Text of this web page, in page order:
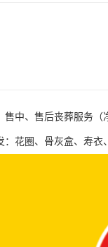
售中、售后丧葬服务（
：花圈、骨灰盒、寿衣